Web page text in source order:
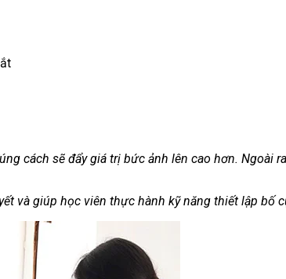
cách sẽ đẩy giá trị bức ảnh lên cao hơn. Ngoài
và giúp học viên thực hành kỹ năng thiết lập bố